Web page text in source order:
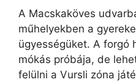
A Macskaköves
műhelyekben a
ügyességüket. A forgó
mókás próbája, de
felülni a Vursli zóna